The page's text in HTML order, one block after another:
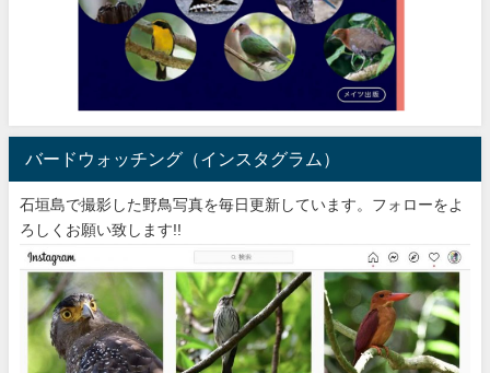
バードウォッチング（インスタグラム）
石垣島で撮影した野鳥写真を毎日更新しています。フォローをよ
ろしくお願い致します!!